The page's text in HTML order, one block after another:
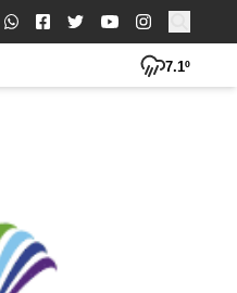
Buscar:
7.1º